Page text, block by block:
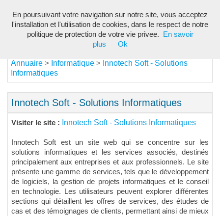
Annuaire > Informatique >
Innotech Soft - Solutions
Informatiques
Innotech Soft - Solutions Informatiques
Visiter le site : Innotech Soft - Solutions Informatiques
Innotech Soft est un site web qui se concentre sur les
solutions informatiques et les services associés, destinés
principalement aux entreprises et aux professionnels. Le site
présente une gamme de services, tels que le développement
de logiciels, la gestion de projets informatiques et le conseil
en technologie. Les utilisateurs peuvent explorer différentes
sections qui détaillent les offres de services, des études de
cas et des témoignages de clients, permettant ainsi de mieux
En poursuivant votre navigation sur notre site, vous acceptez
l'installation et l'utilisation de cookies, dans le respect de notre
politique de protection de votre vie privee.
En savoir
plus
Ok